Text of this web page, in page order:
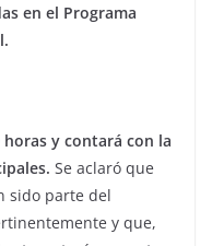
en el Programa
y contará con la
Se aclaró que
sido parte del
y que,